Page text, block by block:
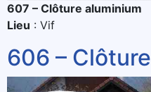
607 – Clôture aluminium
Lieu : Vif
606 – Clôture